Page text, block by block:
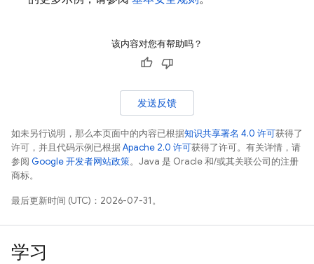
该内容对您有帮助吗？
发送反馈
如未另行说明，那么本页面中的内容已根据知识共享署名 4.0 许可获得了
许可，并且代码示例已根据Apache 2.0 许可获得了许可。有关详情，请
参阅 Google 开发者网站政策。Java 是 Oracle 和/或其关联公司的注册
商标。
最后更新时间 (UTC)：2026-07-31。
学习